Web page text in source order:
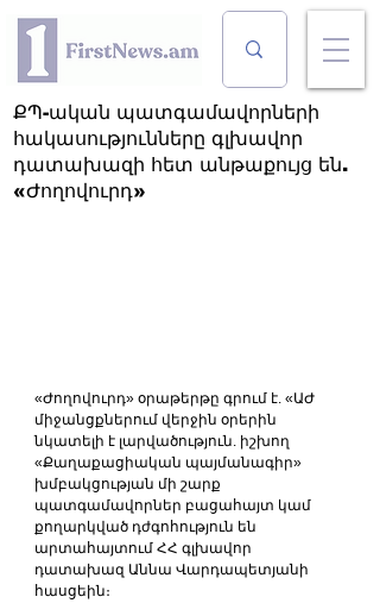
ՔՊ-ական պատգամավորների
հակասությունները գլխավոր
դատախազի հետ անթաքույց են.
«Ժողովուրդ»
«Ժողովուրդ» օրաթերթը գրում է. «ԱԺ
միջանցքներում վերջին օրերին
նկատելի է լարվածություն. իշխող
«Քաղաքացիական պայմանագիր»
խմբակցության մի շարք
պատգամավորներ բացահայտ կամ
քողարկված դժգոհություն են
արտահայտում ՀՀ գլխավոր
դատախազ Աննա Վարդապետյանի
հասցեին։